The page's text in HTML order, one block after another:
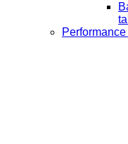
Performance